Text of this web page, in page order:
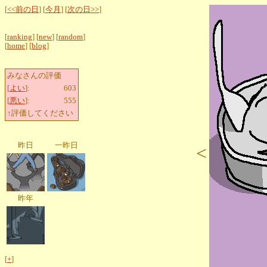
[<<前の日 ] [今月 ] [次の日>>]
[ranking] [new] [random]
[home] [blog]
みなさんの評価
[よい]:
603
[悪い]:
555
↑評価してください
昨日 一昨日
昨年
[+]
<